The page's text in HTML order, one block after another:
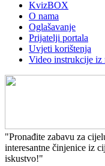
KvizBOX
O nama
Oglašavanje
Prijatelji portala
Uvjeti korištenja
Video instrukcije iz
"Pronađite zabavu za
interesantne činjenice iz
iskustvo!"